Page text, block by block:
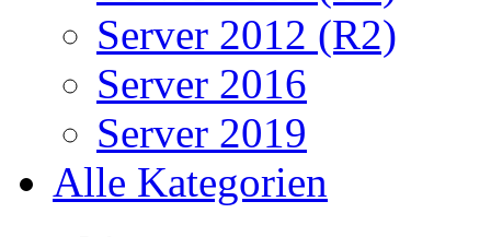
Server 2012 (R2)
Server 2016
Server 2019
Alle Kategorien